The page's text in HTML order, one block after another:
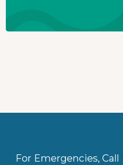
For Emergencies, Call